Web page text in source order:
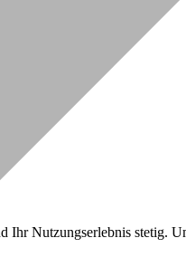
Nutzungserlebnis stetig.